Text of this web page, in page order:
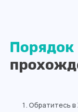
Порядок
Обратитесь в
Вт
Ср
8:00 - 20:00
8:00 - 20:00